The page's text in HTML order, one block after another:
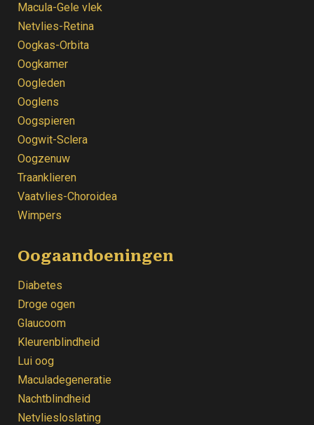
Macula-Gele vlek
Netvlies-Retina
Oogkas-Orbita
Oogkamer
Oogleden
Ooglens
Oogspieren
Oogwit-Sclera
Oogzenuw
Traanklieren
Vaatvlies-Choroidea
Wimpers
Oogaandoeningen
Diabetes
Droge ogen
Glaucoom
Kleurenblindheid
Lui oog
Maculadegeneratie
Nachtblindheid
Netvliesloslating